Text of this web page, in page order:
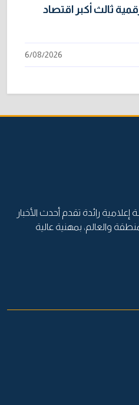
ثالث أكبر اقتصاد
6/08/2026
رائدة تقدم أحدث الأخبار
والعالم، بمهنية عالية